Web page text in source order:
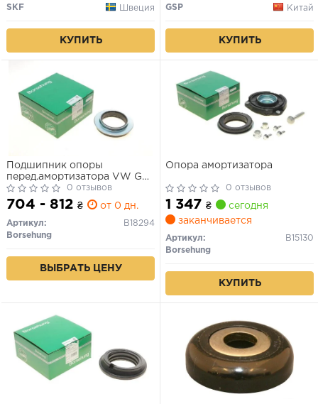
SKF
Швеция
КУПИТЬ
GSP
Китай
КУПИТЬ
Подшипник опоры
перед.амортизатора VW Golf
V,Caddy 2003- OE
0 отзывов
704 - 812 ₴ от 0 дн.
Артикул:
B18294
Borsehung
ВЫБРАТЬ ЦЕНУ
Опора амортизатора
0 отзывов
1 347 ₴
сегодня
заканчивается
Артикул:
B15130
Borsehung
КУПИТЬ